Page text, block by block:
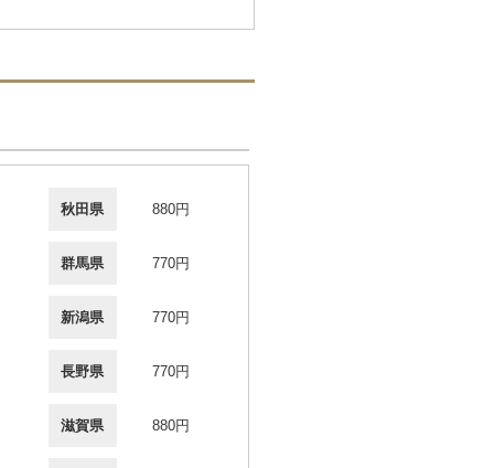
秋田県 880円
群馬県 770円
新潟県 770円
長野県 770円
滋賀県 880円